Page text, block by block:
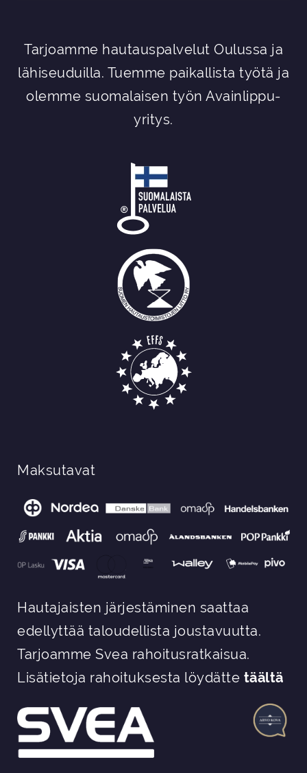
Tarjoamme hautauspalvelut Oulussa ja
lähiseuduilla. Tuemme paikallista työtä ja
olemme suomalaisen työn Avainlippu-
yritys.
Maksutavat
Hautajaisten järjestäminen saattaa
edellyttää taloudellista joustavuutta.
Tarjoamme Svea rahoitusratkaisua.
Lisätietoja rahoituksesta löydätte täältä